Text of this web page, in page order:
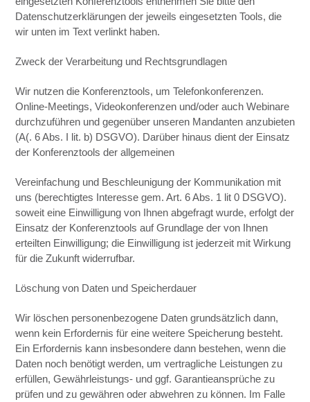
Datenschutzerklärungen der jeweils eingesetzten Tools, die
wir unten im Text verlinkt haben.
Zweck der Verarbeitung und Rechtsgrundlagen
Wir nutzen die Konferenztools, um Telefonkonferenzen.
Online-Meetings, Videokonferenzen und/oder auch Webinare
durchzuführen und gegenüber unseren Mandanten anzubieten
(A(. 6 Abs. I lit. b) DSGVO). Darüber hinaus dient der Einsatz
der Konferenztools der allgemeinen
Vereinfachung und Beschleunigung der Kommunikation mit
uns (berechtigtes Interesse gem. Art. 6 Abs. 1 lit 0 DSGVO).
soweit eine Einwilligung von Ihnen abgefragt wurde, erfolgt der
Einsatz der Konferenztools auf Grundlage der von Ihnen
erteilten Einwilligung; die Einwilligung ist jederzeit mit Wirkung
für die Zukunft widerrufbar.
Löschung von Daten und Speicherdauer
Wir löschen personenbezogene Daten grundsätzlich dann,
wenn kein Erfordernis für eine weitere Speicherung besteht.
Ein Erfordernis kann insbesondere dann bestehen, wenn die
Daten noch benötigt werden, um vertragliche Leistungen zu
erfüllen, Gewährleistungs- und ggf. Garantieansprüche zu
prüfen und zu gewähren oder abwehren zu können. Im Falle